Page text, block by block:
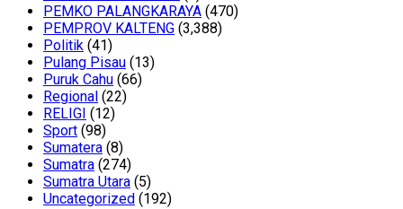
PEMKO PALANGKARAYA (470)
PEMPROV KALTENG (3,388)
Politik (41)
Pulang Pisau (13)
Puruk Cahu (66)
Regional (22)
RELIGI (12)
Sport (98)
Sumatera (8)
Sumatra (274)
Sumatra Utara (5)
Uncategorized (192)